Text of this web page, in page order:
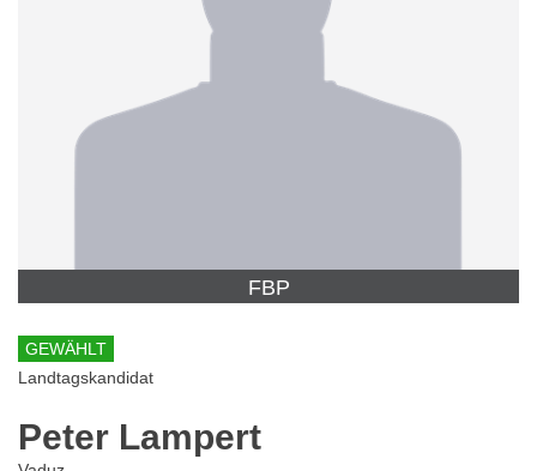
FBP
GEWÄHLT
Landtagskandidat
Peter Lampert